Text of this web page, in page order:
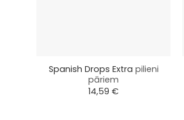
Spanish Drops Extra pilieni
pāriem
14,59 €